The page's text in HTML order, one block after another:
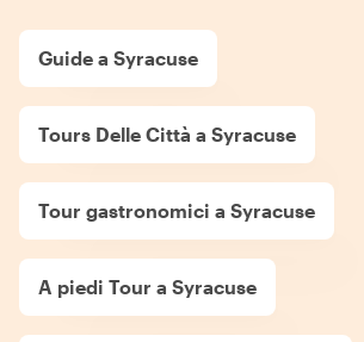
Guide a Syracuse
Tours Delle Città a Syracuse
Tour gastronomici a Syracuse
A piedi Tour a Syracuse